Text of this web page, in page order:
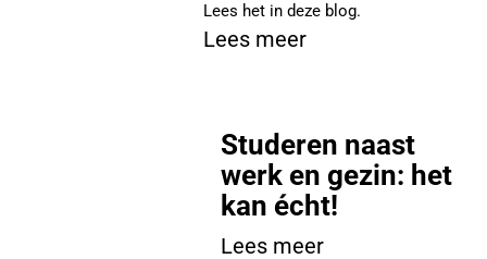
Lees het in deze blog.
Lees meer
Studeren naast
werk en gezin: het
kan écht!
Lees meer